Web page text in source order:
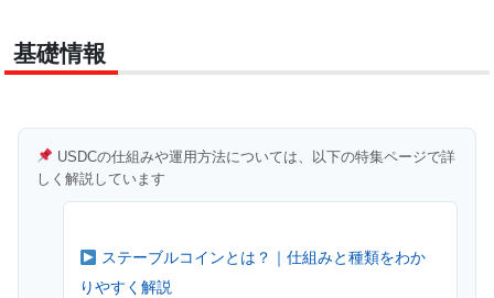
基礎情報
USDCの仕組みや運用方法については、以下の特集ページで詳
しく解説しています
ステーブルコインとは？｜仕組みと種類をわか
りやすく解説